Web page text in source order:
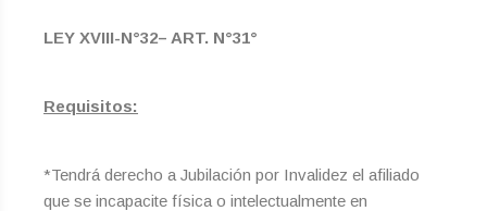
LEY XVIII-N°32– ART. N°31°
Requisitos:
*Tendrá derecho a Jubilación por Invalidez el afiliado
que se incapacite física o intelectualmente en